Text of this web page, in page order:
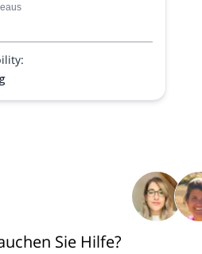
in der Nähe von Tilcara in
Sie Hilfe?